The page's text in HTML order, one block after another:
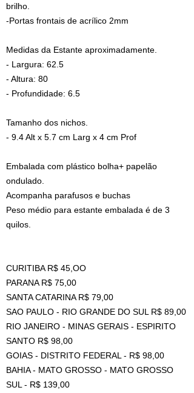
brilho.
-Portas frontais de acrílico 2mm
Medidas da Estante aproximadamente.
- Largura: 62.5
- Altura: 80
- Profundidade: 6.5
Tamanho dos nichos.
- 9.4 Alt x 5.7 cm Larg x 4 cm Prof
Embalada com plástico bolha+ papelão
ondulado.
Acompanha parafusos e buchas
Peso médio para estante embalada é de 3
quilos.
CURITIBA R$ 45,OO
PARANA R$ 75,00
SANTA CATARINA R$ 79,00
SAO PAULO - RIO GRANDE DO SUL R$ 89,00
RIO JANEIRO - MINAS GERAIS - ESPIRITO
SANTO R$ 98,00
GOIAS - DISTRITO FEDERAL - R$ 98,00
BAHIA - MATO GROSSO - MATO GROSSO
SUL - R$ 139,00